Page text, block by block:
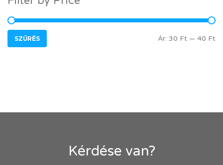
MIN ÁR
MAX ÁR
SZŰRÉS Ár: 30 Ft — 40 Ft
Kérdése van?